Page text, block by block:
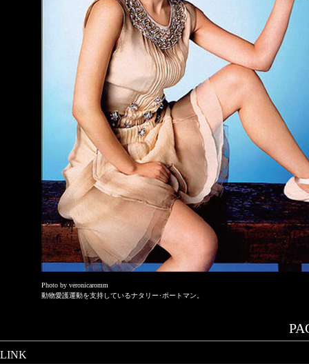
Photo by veronicaromm
動物愛護運動を支持しているナタリー･ポートマン。
LINK